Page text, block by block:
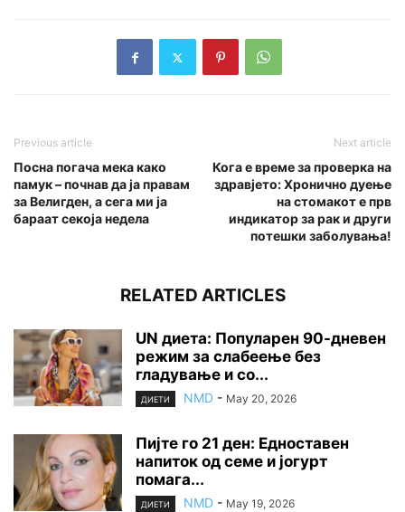
Previous article
Посна погача мека како
памук – почнав да ја правам
за Велигден, а сега ми ја
бараат секоја недела
Next article
Кога е време за проверка на
здравјето: Хронично дуење
на стомакот е прв
индикатор за рак и други
потешки заболувања!
RELATED ARTICLES
UN диета: Популарен 90-дневен
режим за слабеење без
гладување и со...
ДИЕТИ NMD - May 20, 2026
Пијте го 21 ден: Едноставен
напиток од семе и јогурт
помага...
ДИЕТИ NMD - May 19, 2026